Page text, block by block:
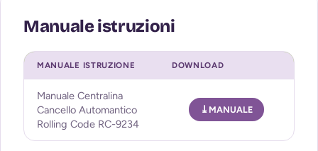
MANUALE ISTRUZIONE DOWNLOAD
Manuale Centralina
Cancello Automantico
Rolling Code RC-9234
MANUALE